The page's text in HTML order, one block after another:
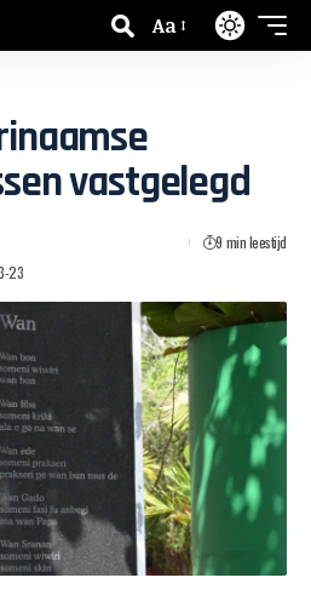
Aa
vastgelegd
23
9 min leestijd